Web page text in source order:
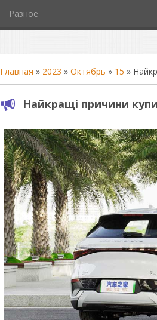
Разное
Главная » 2023 » Октябрь » 15 »
Найкращі причини